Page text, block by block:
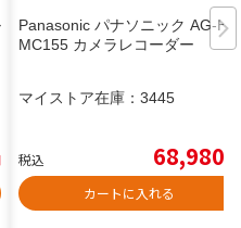
Panasonic パナソニック AG-H
MC155 カメラレコーダー
マイストア在庫： 3445
税込 68,980
カートに入れる